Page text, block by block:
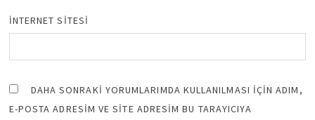
İNTERNET SITESI
DAHA SONRAKI YORUMLARIMDA KULLANILMASI IÇIN ADIM,
E-POSTA ADRESIM VE SITE ADRESIM BU TARAYICIYA